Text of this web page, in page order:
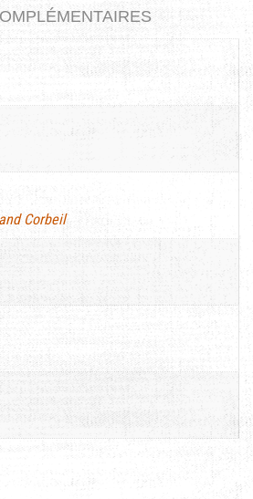
Corbeil